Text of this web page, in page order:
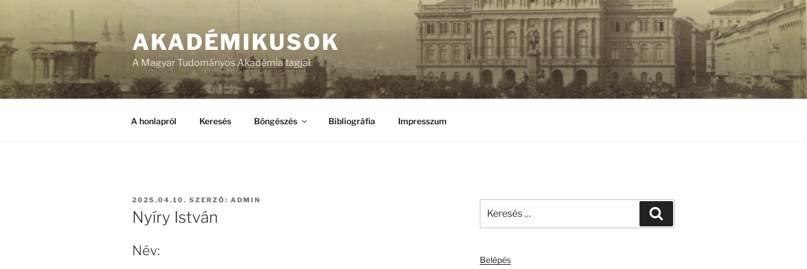
AKADÉMIKUSOK
A Magyar Tudományos Akadémia tagjai
A honlapról Keresés Böngészés Bibliográfia Impresszum
BEKÜLDVE:
2025.04.10. SZERZŐ: ADMIN
Nyíry István
Név:
következő
Belépés